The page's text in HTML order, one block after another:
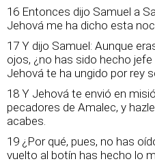
16 Entonces dijo Samuel a
Jehová me ha dicho esta
17 Y dijo Samuel: Aunque
ojos, ¿no has sido hecho
Jehová te ha ungido por rey
18 Y Jehová te envió en
pecadores de Amalec, y
acabes.
19 ¿Por qué, pues, no has
vuelto al botín has hecho lo